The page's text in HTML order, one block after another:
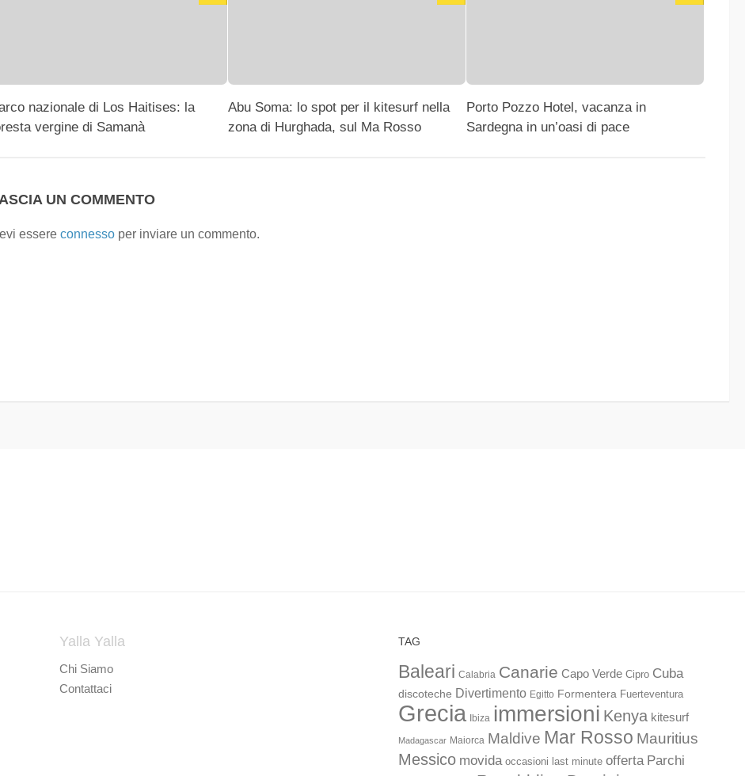
nazionale di Los Haitises: la
vergine di Samanà
Abu Soma: lo spot per il kitesurf nella
zona di Hurghada, sul Ma Rosso
Porto Pozzo Hotel, vacanza in
Sardegna in un’oasi di pace
UN COMMENTO
essere connesso per inviare un commento.
Yalla Yalla
Chi Siamo
Contattaci
TAG
Baleari Calabria Canarie Capo Verde Cipro Cuba
discoteche Divertimento Egitto Formentera Fuerteventura
Grecia Ibiza immersioni Kenya kitesurf
Madagascar Maiorca Maldive Mar Rosso Mauritius
Messico movida occasioni last minute offerta Parchi